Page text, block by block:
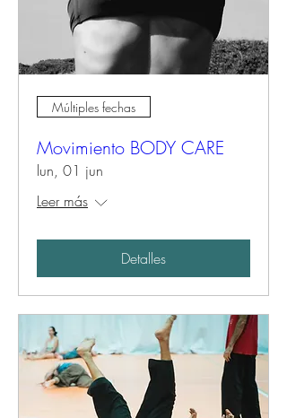
Múltiples fechas
Movimiento BODY CARE
lun, 01 jun
Leer más
Detalles